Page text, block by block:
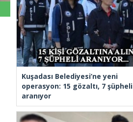
Kuşadası Belediyesi’ne yeni
operasyon: 15 gözaltı, 7 şüpheli
aranıyor